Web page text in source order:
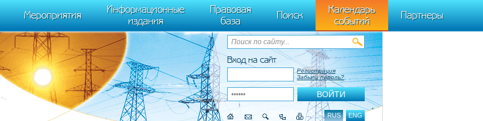
=== r) { return; }} k=e.createElement(t),a=e.getElementsByTagName(t)[0],k.async=1,k.src=r,a.parentNode.insertBefore(k,a)}) (window,
trackLinks:true, accurateTrackBounce:true });
Мероприятия
Информационные
издания
Правовая
база
Поиск
Календарь
событий
Партнеры
Вход на сайт
Регистрация
Забыли пароль?
RUS ENG